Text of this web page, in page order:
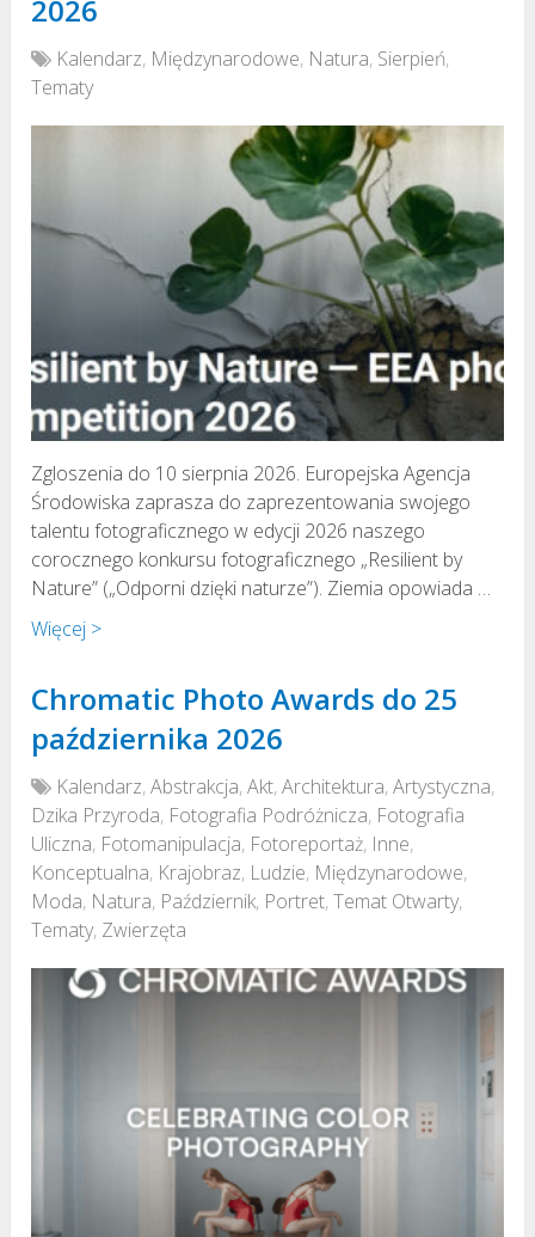
2026
Kalendarz, Międzynarodowe, Natura, Sierpień,
Tematy
Zgloszenia do 10 sierpnia 2026. Europejska Agencja
Środowiska zaprasza do zaprezentowania swojego
talentu fotograficznego w edycji 2026 naszego
corocznego konkursu fotograficznego „Resilient by
Nature” („Odporni dzięki naturze”). Ziemia opowiada …
Więcej >
Chromatic Photo Awards do 25
października 2026
Kalendarz,Abstrakcja,Akt,Architektura,Artystyczna,
Dzika Przyroda, Fotografia Podróżnicza, Fotografia
Uliczna, Fotomanipulacja, Fotoreportaż, Inne,
Konceptualna, Krajobraz, Ludzie, Międzynarodowe,
Moda, Natura, Październik, Portret,Temat Otwarty,
Tematy, Zwierzęta